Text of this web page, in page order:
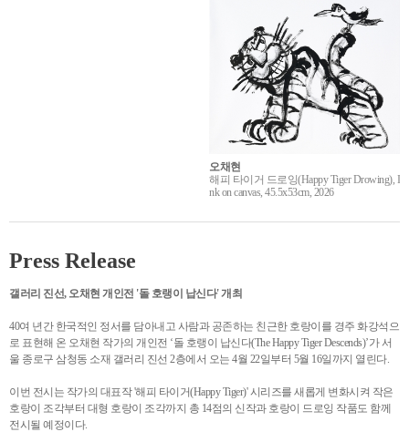
오채현
해피 타이거 드로잉(Happy Tiger Drowing), I
nk on canvas, 45.5x53cm, 2026
Press Release
갤러리 진선, 오채현 개인전 '돌 호랭이 납신다' 개최
40여 년간 한국적인 정서를 담아내고 사람과 공존하는 친근한 호랑이를 경주 화강석으
로 표현해 온 오채현 작가의 개인전 ‘돌 호랭이 납신다(The Happy Tiger Descends)’가 서
울 종로구 삼청동 소재 갤러리 진선 2층에서 오는 4월 22일부터 5월 16일까지 열린다.
이번 전시는 작가의 대표작 '해피 타이거(Happy Tiger)' 시리즈를 새롭게 변화시켜 작은
호랑이 조각부터 대형 호랑이 조각까지 총 14점의 신작과 호랑이 드로잉 작품도 함께
전시될 예정이다.